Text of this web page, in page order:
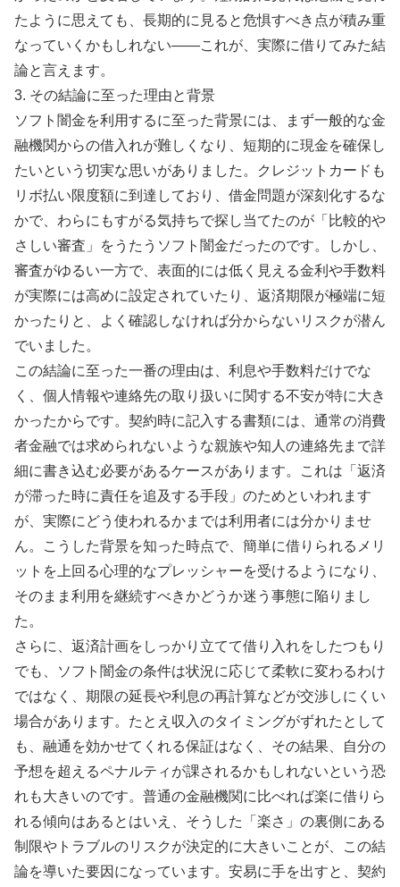
たように思えても、長期的に見ると危惧すべき点が積み重
なっていくかもしれない――これが、実際に借りてみた結
論と言えます。
3. その結論に至った理由と背景
ソフト闇金を利用するに至った背景には、まず一般的な金
融機関からの借入れが難しくなり、短期的に現金を確保し
たいという切実な思いがありました。クレジットカードも
リボ払い限度額に到達しており、借金問題が深刻化するな
かで、わらにもすがる気持ちで探し当てたのが「比較的や
さしい審査」をうたうソフト闇金だったのです。しかし、
審査がゆるい一方で、表面的には低く見える金利や手数料
が実際には高めに設定されていたり、返済期限が極端に短
かったりと、よく確認しなければ分からないリスクが潜ん
でいました。
この結論に至った一番の理由は、利息や手数料だけでな
く、個人情報や連絡先の取り扱いに関する不安が特に大き
かったからです。契約時に記入する書類には、通常の消費
者金融では求められないような親族や知人の連絡先まで詳
細に書き込む必要があるケースがあります。これは「返済
が滞った時に責任を追及する手段」のためといわれます
が、実際にどう使われるかまでは利用者には分かりませ
ん。こうした背景を知った時点で、簡単に借りられるメリ
ットを上回る心理的なプレッシャーを受けるようになり、
そのまま利用を継続すべきかどうか迷う事態に陥りまし
た。
さらに、返済計画をしっかり立てて借り入れをしたつもり
でも、ソフト闇金の条件は状況に応じて柔軟に変わるわけ
ではなく、期限の延長や利息の再計算などが交渉しにくい
場合があります。たとえ収入のタイミングがずれたとして
も、融通を効かせてくれる保証はなく、その結果、自分の
予想を超えるペナルティが課されるかもしれないという恐
れも大きいのです。普通の金融機関に比べれば楽に借りら
れる傾向はあるとはいえ、そうした「楽さ」の裏側にある
制限やトラブルのリスクが決定的に大きいことが、この結
論を導いた要因になっています。安易に手を出すと、契約